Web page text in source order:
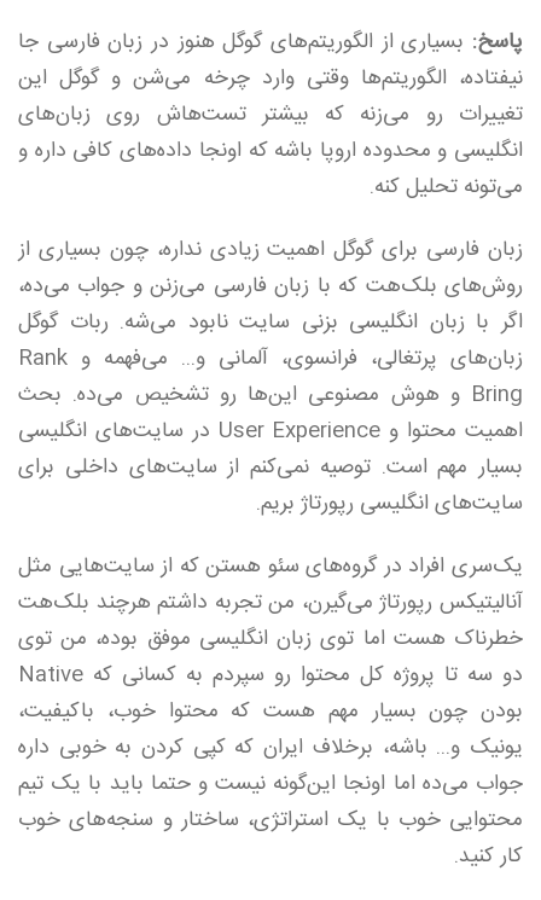
پاسخ: بسیاری از الگوریتم‌های گوگل هنوز در زبان فارسی جا
نیفتاده، الگوریتم‌ها وقتی وارد چرخه می‌شن و گوگل این
تغییرات رو می‌زنه که بیشتر تست‌هاش روی زبان‌های
انگلیسی و محدوده اروپا باشه که اونجا داده‌های کافی داره و
می‌تونه تحلیل کنه.
زبان فارسی برای گوگل اهمیت زیادی نداره، چون بسیاری از
روش‌های بلک‌هت که با زبان فارسی می‌زنن و جواب می‌ده،
اگر با زبان انگلیسی بزنی سایت نابود می‌شه. ربات گوگل
زبان‌های پرتغالی، فرانسوی، آلمانی و... می‌فهمه و Rank
Bring و هوش مصنوعی این‌ها رو تشخیص می‌ده. بحث
اهمیت محتوا و User Experience در سایت‌های انگلیسی
بسیار مهم است. توصیه نمی‌کنم از سایت‌های داخلی برای
سایت‌های انگلیسی رپورتاژ بریم.
یک‌سری افراد در گروه‌های سئو هستن که از سایت‌هایی مثل
آنالیتیکس رپورتاژ می‌گیرن، من تجربه داشتم هرچند بلک‌هت
خطرناک هست اما توی زبان انگلیسی موفق بوده، من توی
دو سه تا پروژه کل محتوا رو سپردم به کسانی که Native
بودن چون بسیار مهم هست که محتوا خوب، باکیفیت،
یونیک و... باشه، برخلاف ایران که کپی کردن به خوبی داره
جواب می‌ده اما اونجا این‌گونه نیست و حتما باید با یک تیم
محتوایی خوب با یک استراتژی، ساختار و سنجه‌های خوب
کار کنید.